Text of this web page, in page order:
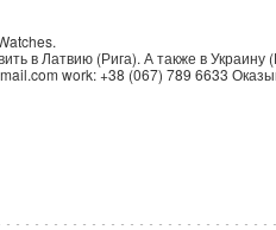
.
в Латвию (Рига). А также вУкраину (
work:+38 (067) 789 6633